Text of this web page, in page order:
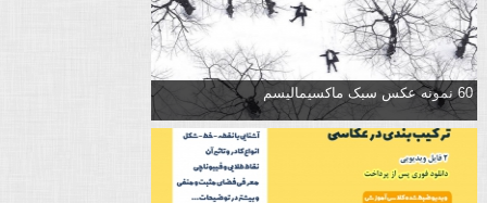
60 نمونه عکس سبک ماکسیمالیسم